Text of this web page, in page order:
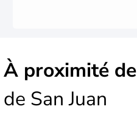
À proximité de
de San Juan